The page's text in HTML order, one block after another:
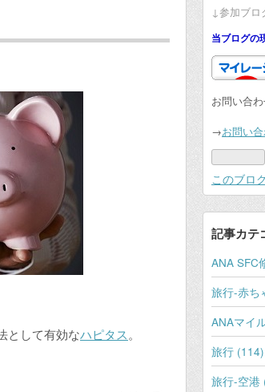
として有効なハピタス。
↓参加ブロ
当ブログの
お問い合
→お問い
このブロ
記事カテ
ANA SFC
旅行-赤ち
ANAマイ
旅行 (114)
旅行-空港